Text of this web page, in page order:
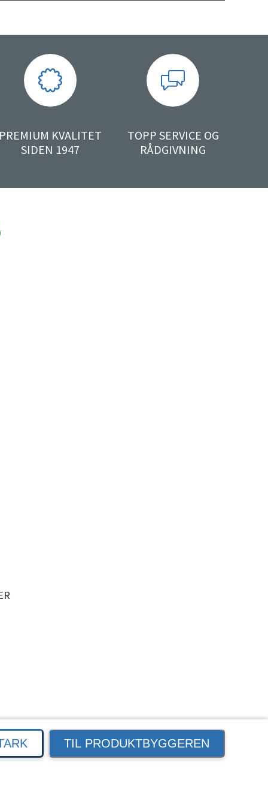
TIL PRODUKTBYGGEREN
PREMIUM KVALITET
SIDEN 1947
TOPP SERVICE OG
RÅDGIVNING